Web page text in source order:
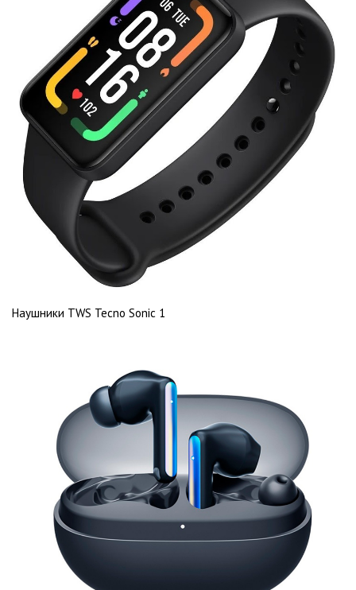
Наушники TWS Tecno Sonic 1